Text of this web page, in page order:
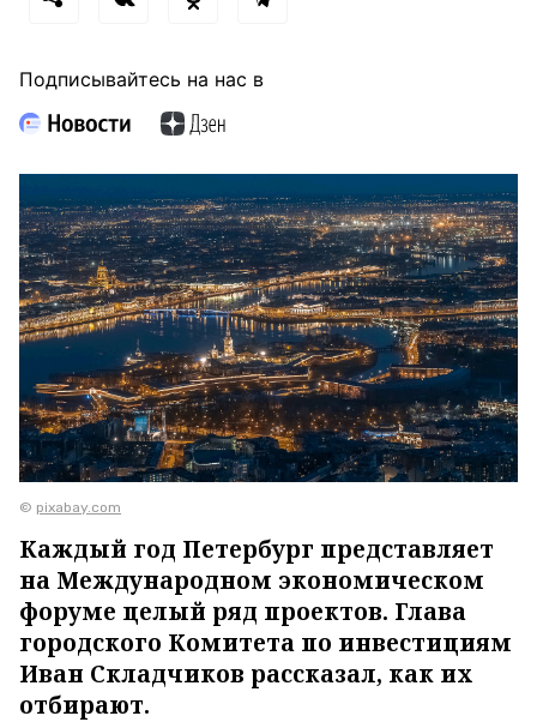
Подписывайтесь на нас в
© pixabay.com
Каждый год Петербург представляет
на Международном экономическом
форуме целый ряд проектов. Глава
городского Комитета по инвестициям
Иван Складчиков рассказал, как их
отбирают.